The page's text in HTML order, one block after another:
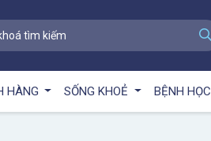
HÀNG SỐNG KHOẺ BỆNH HỌC